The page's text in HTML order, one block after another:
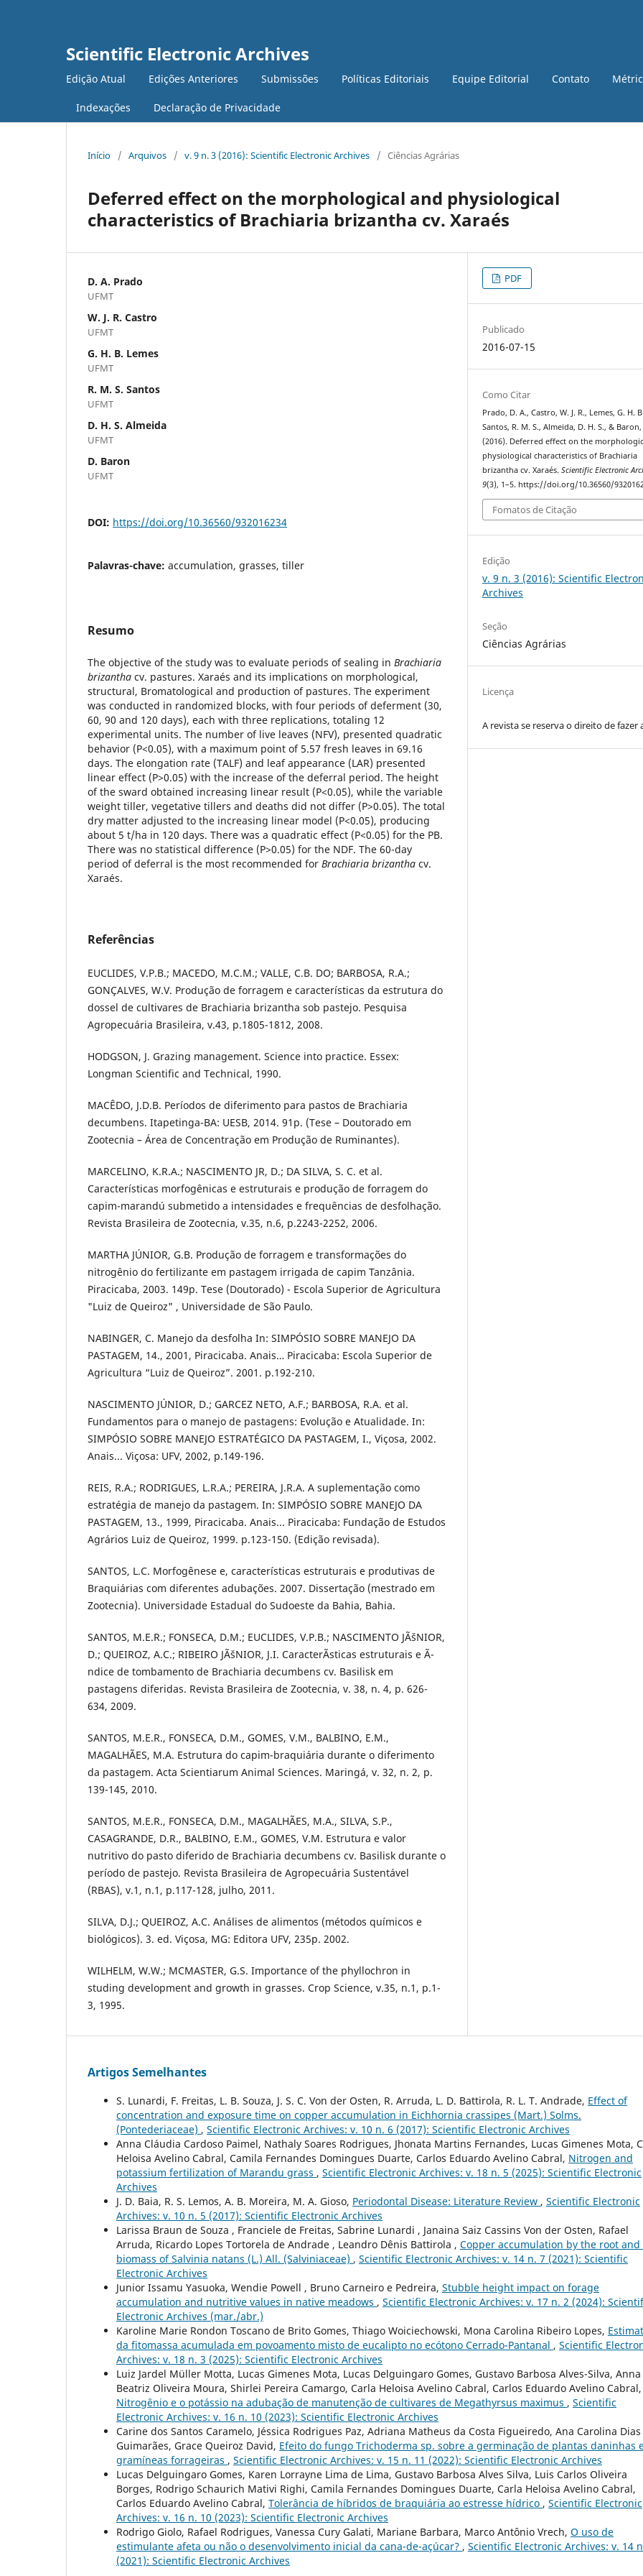
Scientific Electronic Archives
Edição Atual Edições Anteriores Submissões Políticas Editoriais Equipe Editorial Contato
Indexações Declaração de Privacidade
Início / Arquivos / v. 9 n. 3 (2016): Scientific Electronic Archives / Ciências Agrárias
Deferred effect on the morphological and physiological
characteristics of Brachiaria brizantha cv. Xaraés
D. A. Prado
UFMT
W. J. R. Castro
UFMT
G. H. B. Lemes
UFMT
R. M. S. Santos
UFMT
D. H. S. Almeida
UFMT
D. Baron
UFMT
DOI: https://doi.org/10.36560/932016234
Palavras-chave: accumulation, grasses, tiller
Resumo
The objective of the study was to evaluate periods of sealing in Brachiaria
brizantha cv. pastures. Xaraés and its implications on morphological,
structural, Bromatological and production of pastures. The experiment
was conducted in randomized blocks, with four periods of deferment (30,
60, 90 and 120 days), each with three replications, totaling 12
experimental units. The number of live leaves (NFV), presented quadratic
behavior (P<0.05), with a maximum point of 5.57 fresh leaves in 69.16
days. The elongation rate (TALF) and leaf appearance (LAR) presented
linear effect (P>0.05) with the increase of the deferral period. The height
of the sward obtained increasing linear result (P<0.05), while the variable
weight tiller, vegetative tillers and deaths did not differ (P>0.05). The total
dry matter adjusted to the increasing linear model (P<0.05), producing
about 5 t/ha in 120 days. There was a quadratic effect (P<0.05) for the PB.
There was no statistical difference (P>0.05) for the NDF. The 60-day
period of deferral is the most recommended for Brachiaria brizantha cv.
Xaraés.
Referências
EUCLIDES, V.P.B.; MACEDO, M.C.M.; VALLE, C.B. DO; BARBOSA, R.A.;
GONÇALVES, W.V. Produção de forragem e características da estrutura do
dossel de cultivares de Brachiaria brizantha sob pastejo. Pesquisa
Agropecuária Brasileira, v.43, p.1805-1812, 2008.
HODGSON, J. Grazing management. Science into practice. Essex:
Longman Scientific and Technical, 1990.
MACÊDO, J.D.B. Períodos de diferimento para pastos de Brachiaria
decumbens. Itapetinga-BA: UESB, 2014. 91p. (Tese – Doutorado em
Zootecnia – Área de Concentração em Produção de Ruminantes).
MARCELINO, K.R.A.; NASCIMENTO JR, D.; DA SILVA, S. C. et al.
Características morfogênicas e estruturais e produção de forragem do
capim-marandú submetido a intensidades e frequências de desfolhação.
Revista Brasileira de Zootecnia, v.35, n.6, p.2243-2252, 2006.
MARTHA JÚNIOR, G.B. Produção de forragem e transformações do
nitrogênio do fertilizante em pastagem irrigada de capim Tanzânia.
Piracicaba, 2003. 149p. Tese (Doutorado) - Escola Superior de Agricultura
"Luiz de Queiroz" , Universidade de São Paulo.
NABINGER, C. Manejo da desfolha In: SIMPÓSIO SOBRE MANEJO DA
PASTAGEM, 14., 2001, Piracicaba. Anais… Piracicaba: Escola Superior de
Agricultura “Luiz de Queiroz”. 2001. p.192-210.
NASCIMENTO JÚNIOR, D.; GARCEZ NETO, A.F.; BARBOSA, R.A. et al.
Fundamentos para o manejo de pastagens: Evolução e Atualidade. In:
SIMPÓSIO SOBRE MANEJO ESTRATÉGICO DA PASTAGEM, I., Viçosa, 2002.
Anais... Viçosa: UFV, 2002, p.149-196.
REIS, R.A.; RODRIGUES, L.R.A.; PEREIRA, J.R.A. A suplementação como
estratégia de manejo da pastagem. In: SIMPÓSIO SOBRE MANEJO DA
PASTAGEM, 13., 1999, Piracicaba. Anais... Piracicaba: Fundação de Estudos
Agrários Luiz de Queiroz, 1999. p.123-150. (Edição revisada).
SANTOS, L.C. Morfogênese e, características estruturais e produtivas de
Braquiárias com diferentes adubações. 2007. Dissertação (mestrado em
Zootecnia). Universidade Estadual do Sudoeste da Bahia, Bahia.
SANTOS, M.E.R.; FONSECA, D.M.; EUCLIDES, V.P.B.; NASCIMENTO JÃšNIOR,
D.; QUEIROZ, A.C.; RIBEIRO JÃšNIOR, J.I. CaracterÃ­sticas estruturais e Ã­
ndice de tombamento de Brachiaria decumbens cv. Basilisk em
pastagens diferidas. Revista Brasileira de Zootecnia, v. 38, n. 4, p. 626-
634, 2009.
SANTOS, M.E.R., FONSECA, D.M., GOMES, V.M., BALBINO, E.M.,
MAGALHÃES, M.A. Estrutura do capim-braquiária durante o diferimento
da pastagem. Acta Scientiarum Animal Sciences. Maringá, v. 32, n. 2, p.
139-145, 2010.
SANTOS, M.E.R., FONSECA, D.M., MAGALHÃES, M.A., SILVA, S.P.,
CASAGRANDE, D.R., BALBINO, E.M., GOMES, V.M. Estrutura e valor
nutritivo do pasto diferido de Brachiaria decumbens cv. Basilisk durante o
período de pastejo. Revista Brasileira de Agropecuária Sustentável
(RBAS), v.1, n.1, p.117-128, julho, 2011.
SILVA, D.J.; QUEIROZ, A.C. Análises de alimentos (métodos químicos e
biológicos). 3. ed. Viçosa, MG: Editora UFV, 235p. 2002.
WILHELM, W.W.; MCMASTER, G.S. Importance of the phyllochron in
studing development and growth in grasses. Crop Science, v.35, n.1, p.1-
3, 1995.
PDF
Publicado
2016-07-15
Como Citar
Prado, D. A., Castro, W. J. R., Lemes, G. H.
Santos, R. M. S., Almeida, D. H. S., & Baron,
(2016). Deferred effect on the
physiological characteristics of Brachiaria
brizantha cv. Xaraés.Scientific Electronic
9(3), 1–5. https://doi.org/10.36560/
Fomatos de Citação
Edição
v. 9 n. 3 (2016): Scientific
Archives
Seção
Ciências Agrárias
Licença
A revista se reserva o direito de fazer
Artigos Semelhantes
S. Lunardi, F. Freitas, L. B. Souza, J. S. C. Von der Osten, R. Arruda, L. D. Battirola, R. L. T. Andrade, Effect of
concentration and exposure time on copper accumulation in Eichhornia crassipes (Mart.) Solms.
(Pontederiaceae) , Scientific Electronic Archives: v. 10 n. 6 (2017): Scientific Electronic Archives
Anna Cláudia Cardoso Paimel, Nathaly Soares Rodrigues, Jhonata Martins Fernandes, Lucas Gimenes Mota,
Heloisa Avelino Cabral, Camila Fernandes Domingues Duarte, Carlos Eduardo Avelino Cabral, Nitrogen and
potassium fertilization of Marandu grass , Scientific Electronic Archives: v. 18 n. 5 (2025): Scientific Electronic
Archives
J. D. Baia, R. S. Lemos, A. B. Moreira, M. A. Gioso, Periodontal Disease: Literature Review , Scientific Electronic
Archives: v. 10 n. 5 (2017): Scientific Electronic Archives
Larissa Braun de Souza , Franciele de Freitas, Sabrine Lunardi , Janaina Saiz Cassins Von der Osten, Rafael
Arruda, Ricardo Lopes Tortorela de Andrade , Leandro Dênis Battirola , Copper accumulation by the root and
biomass of Salvinia natans (L.) All. (Salviniaceae) , Scientific Electronic Archives: v. 14 n. 7 (2021): Scientific
Electronic Archives
Junior Issamu Yasuoka, Wendie Powell , Bruno Carneiro e Pedreira, Stubble height impact on forage
accumulation and nutritive values in native meadows , Scientific Electronic Archives: v. 17 n. 2 (2024):
Electronic Archives (mar./abr.)
Karoline Marie Rondon Toscano de Brito Gomes, Thiago Woiciechowski, Mona Carolina Ribeiro Lopes,
da fitomassa acumulada em povoamento misto de eucalipto no ecótono Cerrado-Pantanal , Scientific
Archives: v. 18 n. 3 (2025): Scientific Electronic Archives
Luiz Jardel Müller Motta, Lucas Gimenes Mota, Lucas Delguingaro Gomes, Gustavo Barbosa Alves-Silva, Anna
Beatriz Oliveira Moura, Shirlei Pereira Camargo, Carla Heloisa Avelino Cabral, Carlos Eduardo Avelino Cabral,
Nitrogênio e o potássio na adubação de manutenção de cultivares de Megathyrsus maximus , Scientific
Electronic Archives: v. 16 n. 10 (2023): Scientific Electronic Archives
Carine dos Santos Caramelo, Jéssica Rodrigues Paz, Adriana Matheus da Costa Figueiredo, Ana Carolina Dias
Guimarães, Grace Queiroz David, Efeito do fungo Trichoderma sp. sobre a germinação de plantas daninhas
gramíneas forrageiras , Scientific Electronic Archives: v. 15 n. 11 (2022): Scientific Electronic Archives
Lucas Delguingaro Gomes, Karen Lorrayne Lima de Lima, Gustavo Barbosa Alves Silva, Luis Carlos Oliveira
Borges, Rodrigo Schaurich Mativi Righi, Camila Fernandes Domingues Duarte, Carla Heloisa Avelino Cabral,
Carlos Eduardo Avelino Cabral, Tolerância de híbridos de braquiária ao estresse hídrico , Scientific Electronic
Archives: v. 16 n. 10 (2023): Scientific Electronic Archives
Rodrigo Giolo, Rafael Rodrigues, Vanessa Cury Galati, Mariane Barbara, Marco Antônio Vrech, O uso de
estimulante afeta ou não o desenvolvimento inicial da cana-de-açúcar? , Scientific Electronic Archives: v. 14
(2021): Scientific Electronic Archives